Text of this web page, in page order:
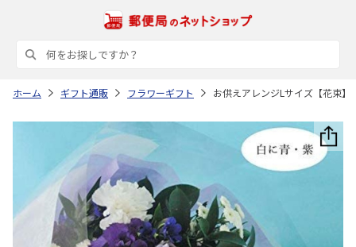
ホーム ギフト通販 フラワーギフト お供えアレンジLサイズ【花束